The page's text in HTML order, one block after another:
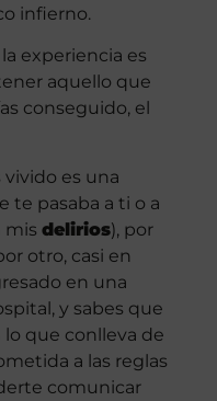
infierno.
experiencia es
aquello que
conseguido, el
vivido es una
te pasaba a ti o a
mis delirios), por
otro, casi en
en una
y sabes que
que conlleva de
a las reglas
comunicar